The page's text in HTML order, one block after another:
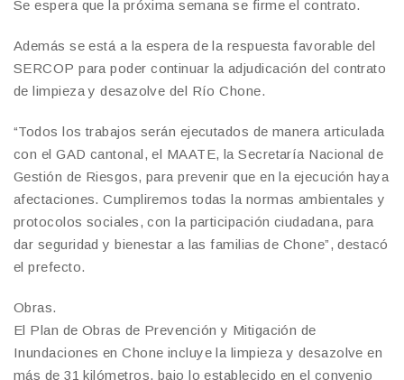
Se espera que la próxima semana se firme el contrato.
Además se está a la espera de la respuesta favorable del
SERCOP para poder continuar la adjudicación del contrato
de limpieza y desazolve del Río Chone.
“Todos los trabajos serán ejecutados de manera articulada
con el GAD cantonal, el MAATE, la Secretaría Nacional de
Gestión de Riesgos, para prevenir que en la ejecución haya
afectaciones. Cumpliremos todas la normas ambientales y
protocolos sociales, con la participación ciudadana, para
dar seguridad y bienestar a las familias de Chone”, destacó
el prefecto.
Obras.
El Plan de Obras de Prevención y Mitigación de
Inundaciones en Chone incluye la limpieza y desazolve en
más de 31 kilómetros, bajo lo establecido en el convenio